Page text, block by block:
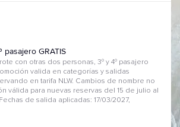
pasajero GRATIS
con otras dos personas, 3º y 4º pasajero
valida en categorías y salidas
en tarifa NLW. Cambios de nombre no
válida para nuevas reservas del 15 de julio al
de salida aplicadas: 17/03/2027,